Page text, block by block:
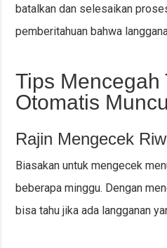
batalkan dan selesaikan
pemberitahuan bahwa
Tips Mencegah
Otomatis
Rajin Mengecek
Biasakan untuk mengecek
beberapa minggu. Dengan
bisa tahu jika ada langganan